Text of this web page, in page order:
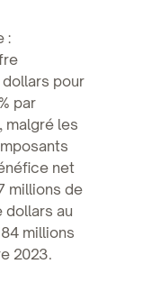
:
dollars pour
par
malgré les
net
millions de
dollars au
millions
2023.